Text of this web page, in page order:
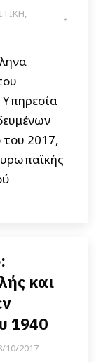
,
2017,
και
1940
10/2017